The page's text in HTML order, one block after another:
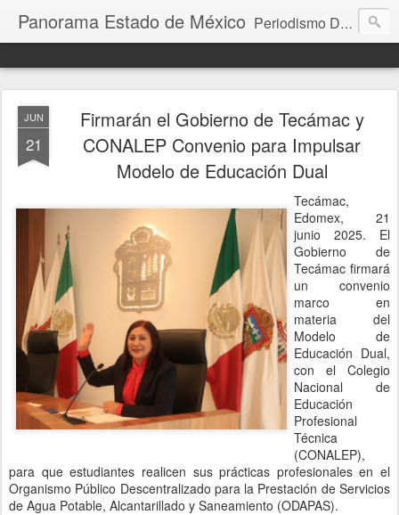
Panorama Estado de México Periodismo Digital
JUN
21
Firmarán el Gobierno de Tecámac y
CONALEP Convenio para Impulsar
Modelo de Educación Dual
Tecámac,
Edomex, 21
junio 2025. El
Gobierno de
Tecámac firmará
un convenio
marco en
materia del
Modelo de
Educación Dual,
con el Colegio
Nacional de
Educación
Profesional
Técnica
(CONALEP),
para que estudiantes realicen sus prácticas profesionales en el
Organismo Público Descentralizado para la Prestación de Servicios
de Agua Potable, Alcantarillado y Saneamiento (ODAPAS).